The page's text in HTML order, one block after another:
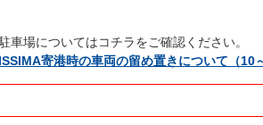
車場についてはコチラをご確認ください。
寄港時の車両の留め置きについて（10